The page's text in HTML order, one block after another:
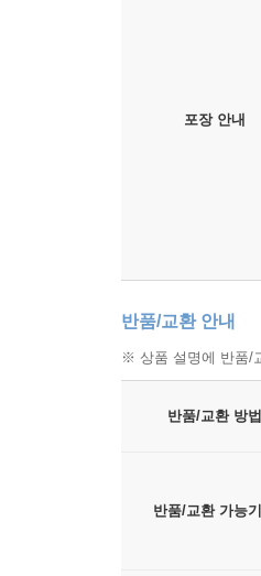
포장 안내
반품/교환 안내
※ 상품 설명에 반품/
반품/교환 방법
반품/교환 가능